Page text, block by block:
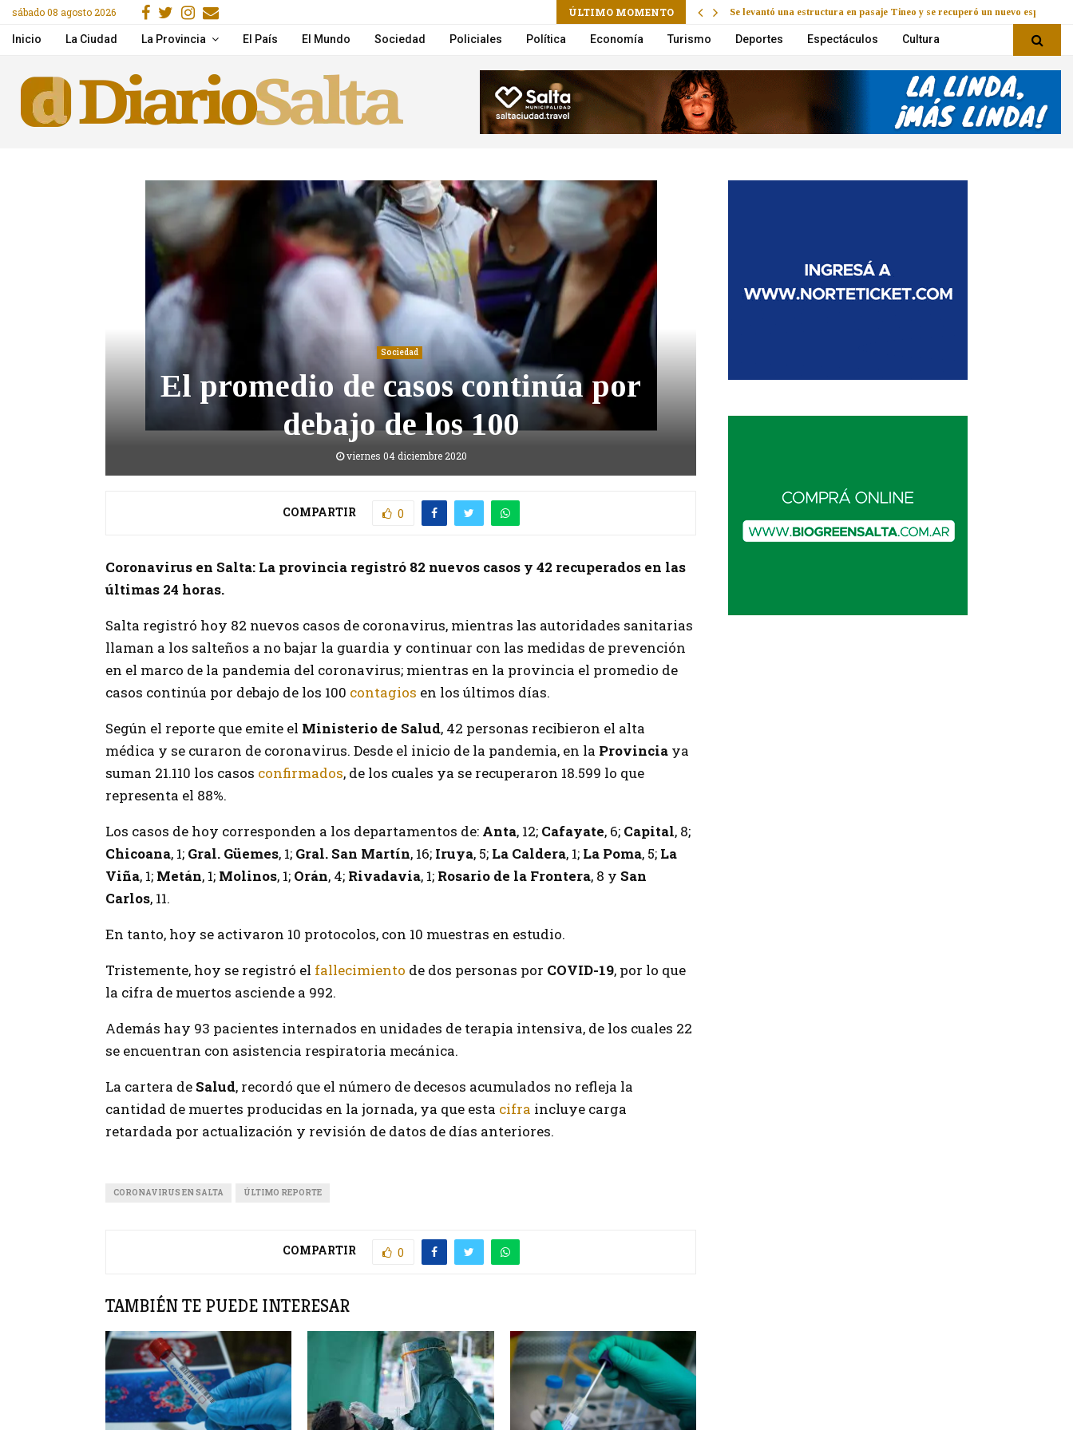
sábado 08 agosto 2026 ÚLTIMO MOMENTO
en IA y herramientas de Google Desde la próxima semana la Municipalidad suma un nuevo Móvil de Castración Se levantó una estructura en pasaje Tineo y se recuperó un nuevo espacio
Facebook
Gorjeo
Instagram
Email
Inicio La Ciudad La Provincia El País El Mundo Sociedad Policiales Política Economía Turismo Deportes Espectáculos Cultura
Sociedad
El promedio de casos continúa por
debajo de los 100
viernes 04 diciembre 2020
COMPARTIR 0
Coronavirus en Salta: La provincia registró 82 nuevos casos y 42 recuperados en las
últimas 24 horas.
Salta registró hoy 82 nuevos casos de coronavirus, mientras las autoridades sanitarias
llaman a los salteños a no bajar la guardia y continuar con las medidas de prevención
en el marco de la pandemia del coronavirus; mientras en la provincia el promedio de
casos continúa por debajo de los 100 contagios en los últimos días.
Según el reporte que emite el Ministerio de Salud, 42 personas recibieron el alta
médica y se curaron de coronavirus. Desde el inicio de la pandemia, en la Provincia ya
suman 21.110 los casos confirmados, de los cuales ya se recuperaron 18.599 lo que
representa el 88%.
Los casos de hoy corresponden a los departamentos de: Anta, 12; Cafayate, 6; Capital, 8;
Chicoana, 1; Gral. Güemes, 1; Gral. San Martín, 16; Iruya, 5; La Caldera, 1; La Poma, 5; La
Viña, 1; Metán, 1; Molinos, 1; Orán, 4; Rivadavia, 1; Rosario de la Frontera, 8 y San
Carlos, 11.
En tanto, hoy se activaron 10 protocolos, con 10 muestras en estudio.
Tristemente, hoy se registró el fallecimiento de dos personas por COVID-19, por lo que
la cifra de muertos asciende a 992.
Además hay 93 pacientes internados en unidades de terapia intensiva, de los cuales 22
se encuentran con asistencia respiratoria mecánica.
La cartera de Salud, recordó que el número de decesos acumulados no refleja la
cantidad de muertes producidas en la jornada, ya que esta cifra incluye carga
retardada por actualización y revisión de datos de días anteriores.
CORONAVIRUS EN SALTA ÚLTIMO REPORTE
COMPARTIR 0
TAMBIÉN TE PUEDE INTERESAR